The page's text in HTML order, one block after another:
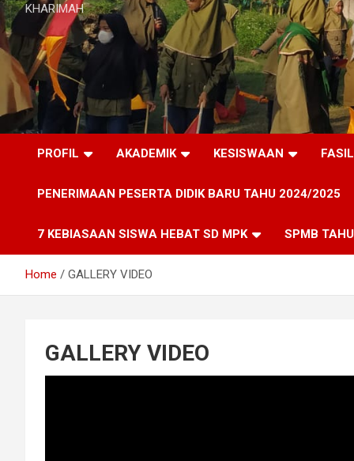
KHARIMAH
PROFIL AKADEMIK KESISWAAN
PENERIMAAN PESERTA DIDIK BARU TAHU 2024/2025
7 KEBIASAAN SISWA HEBAT SD MPK SPMB
Home GALLERY VIDEO
GALLERY VIDEO